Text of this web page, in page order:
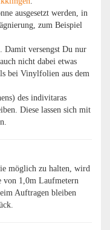
ausgesetzt werden, in
zum Beispiel
Damit versengst Du nur
nicht dabei etwas
bei Vinylfolien aus dem
des indivitaras
Diese lassen sich mit
möglich zu halten, wird
von 1,0m Laufmetern
Auftragen bleiben